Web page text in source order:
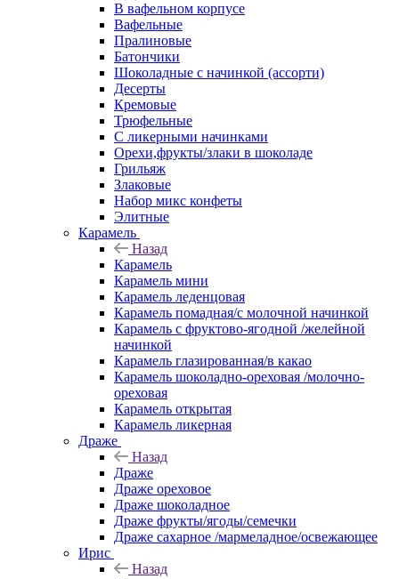
В вафельном корпусе
Вафельные
Пралиновые
Батончики
Шоколадные с начинкой (ассорти)
Десерты
Кремовые
Трюфельные
С ликерными начинками
Орехи,фрукты/злаки в шоколаде
Грильяж
Злаковые
Набор микс конфеты
Элитные
Карамель
Назад
Карамель
Карамель мини
Карамель леденцовая
Карамель помадная/с молочной начинкой
Карамель с фруктово-ягодной /желейной
начинкой
Карамель глазированная/в какао
Карамель шоколадно-ореховая /молочно-
ореховая
Карамель открытая
Карамель ликерная
Драже
Назад
Драже
Драже ореховое
Драже шоколадное
Драже фрукты/ягоды/семечки
Драже сахарное /мармеладное/освежающее
Ирис
Назад